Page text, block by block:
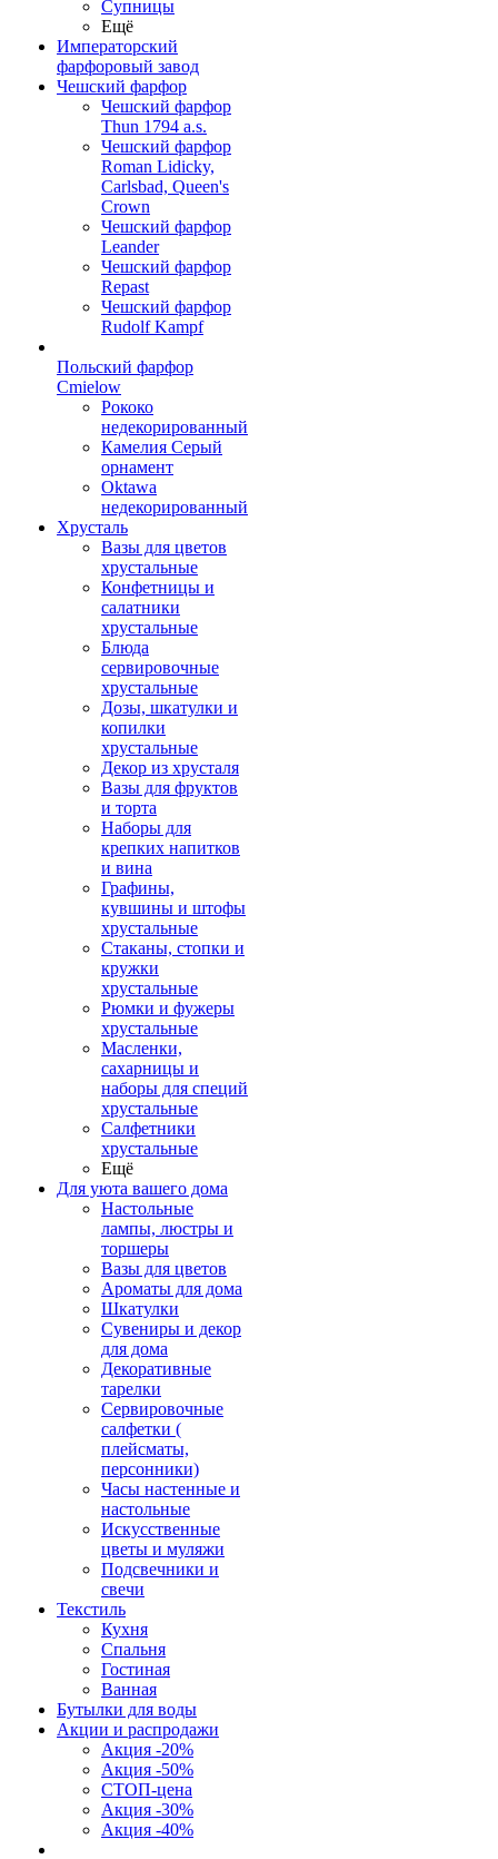
Супницы
Ещё
Императорский
фарфоровый завод
Чешский фарфор
Чешский фарфор
Thun 1794 a.s.
Чешский фарфор
Roman Lidicky,
Carlsbad, Queen's
Crown
Чешский фарфор
Leander
Чешский фарфор
Repast
Чешский фарфор
Rudolf Kampf
Польский фарфор
Сmielow
Рококо
недекорированный
Камелия Серый
орнамент
Oktawa
недекорированный
Хрусталь
Вазы для цветов
хрустальные
Конфетницы и
салатники
хрустальные
Блюда
сервировочные
хрустальные
Дозы, шкатулки и
копилки
хрустальные
Декор из хрусталя
Вазы для фруктов
и торта
Наборы для
крепких напитков
и вина
Графины,
кувшины и штофы
хрустальные
Стаканы, стопки и
кружки
хрустальные
Рюмки и фужеры
хрустальные
Масленки,
сахарницы и
наборы для специй
хрустальные
Салфетники
хрустальные
Ещё
Для уюта вашего дома
Настольные
лампы, люстры и
торшеры
Вазы для цветов
Ароматы для дома
Шкатулки
Сувениры и декор
для дома
Декоративные
тарелки
Сервировочные
салфетки (
плейсматы,
персонники)
Часы настенные и
настольные
Искусственные
цветы и муляжи
Подсвечники и
свечи
Текстиль
Кухня
Спальня
Гостиная
Ванная
Бутылки для воды
Акции и распродажи
Акция -20%
Акция -50%
СТОП-цена
Акция -30%
Акция -40%